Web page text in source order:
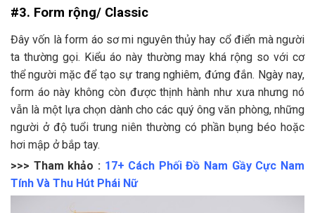
#3. Form rộng/ Classic
Đây vốn là form áo sơ mi nguyên thủy hay cổ điển mà người
ta thường gọi. Kiểu áo này thường may khá rộng so với cơ
thể người mặc để tạo sự trang nghiêm, đứng đắn. Ngày nay,
form áo này không còn được thịnh hành như xưa nhưng nó
vẫn là một lựa chọn dành cho các quý ông văn phòng, những
người ở độ tuổi trung niên thường có phần bụng béo hoặc
hơi mập ở bắp tay.
>>> Tham khảo : 17+ Cách Phối Đồ Nam Gầy Cực Nam
Tính Và Thu Hút Phái Nữ